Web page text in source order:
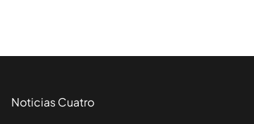
Noticias Cuatro